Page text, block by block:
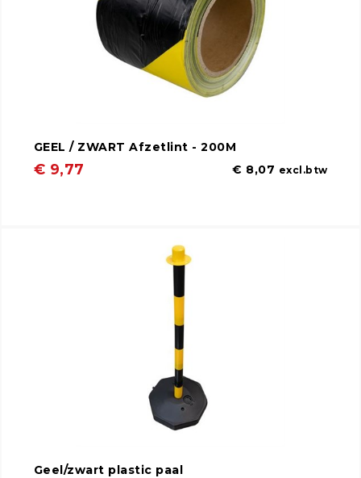
GEEL / ZWART Afzetlint - 200M
€ 9,77 € 8,07 excl.btw
Geel/zwart plastic paal